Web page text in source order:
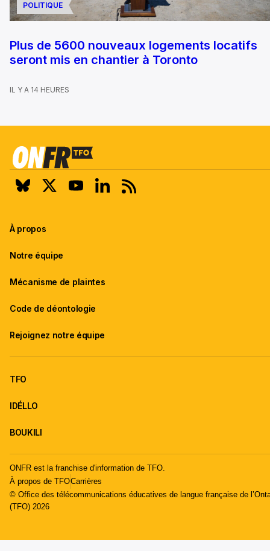
POLITIQUE
Plus de 5600 nouveaux logements locatifs
seront mis en chantier à Toronto
IL Y A 14 HEURES
À propos
Notre équipe
Mécanisme de plaintes
Code de déontologie
Rejoignez notre équipe
TFO
IDÉLLO
BOUKILI
ONFR est la franchise d'information de TFO.
À propos de TFOCarrières
© Office des télécommunications éducatives de langue française de
(TFO) 2026